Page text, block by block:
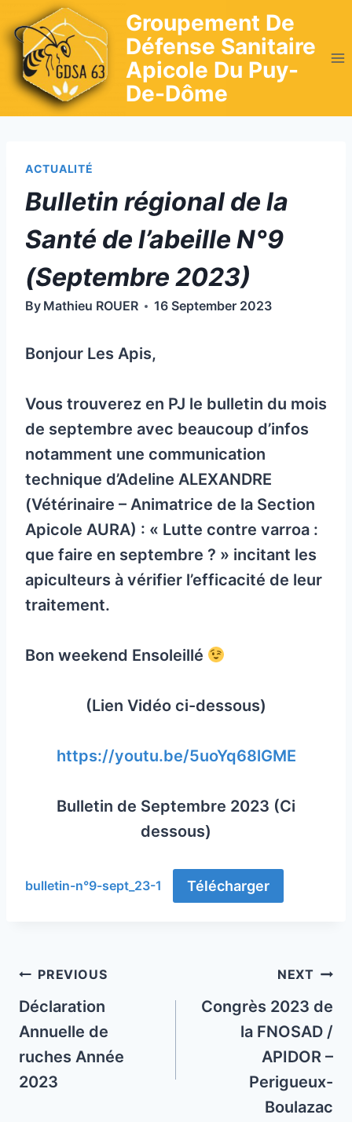
to
content
Groupement De
Défense Sanitaire
Apicole Du Puy-
De-Dôme
ACTUALITÉ
Bulletin régional de la
Santé de l’abeille N°9
(Septembre 2023)
By Mathieu ROUER 16 September 2023
Bonjour Les Apis,
Vous trouverez en PJ le bulletin du mois
de septembre avec beaucoup d’infos
notamment une communication
technique d’Adeline ALEXANDRE
(Vétérinaire – Animatrice de la Section
Apicole AURA) : « Lutte contre varroa :
que faire en septembre ? » incitant les
apiculteurs à vérifier l’efficacité de leur
traitement.
Bon weekend Ensoleillé
(Lien Vidéo ci-dessous)
https://youtu.be/5uoYq68lGME
Bulletin de Septembre 2023 (Ci
dessous)
bulletin-n°9-sept_23-1 Télécharger
Post
navigation
PREVIOUS
Déclaration
Annuelle de
ruches Année
2023
NEXT
Congrès 2023 de
la FNOSAD /
APIDOR –
Perigueux-
Boulazac